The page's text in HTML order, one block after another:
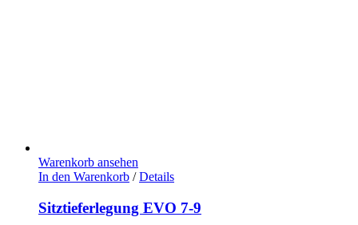
Warenkorb ansehen
In den Warenkorb / Details
Sitztieferlegung EVO 7-9